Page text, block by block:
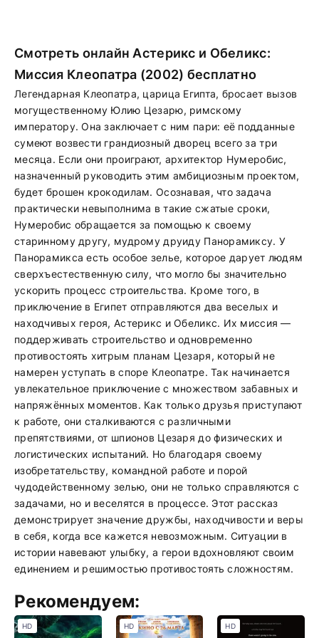
Смотреть онлайн Астерикс и Обеликс:
Миссия Клеопатра (2002) бесплатно
Легендарная Клеопатра, царица Египта, бросает вызов
могущественному Юлию Цезарю, римскому
императору. Она заключает с ним пари: её подданные
сумеют возвести грандиозный дворец всего за три
месяца. Если они проиграют, архитектор Нумеробис,
назначенный руководить этим амбициозным проектом,
будет брошен крокодилам. Осознавая, что задача
практически невыполнима в такие сжатые сроки,
Нумеробис обращается за помощью к своему
старинному другу, мудрому друиду Панорамиксу. У
Панорамикса есть особое зелье, которое дарует людям
сверхъестественную силу, что могло бы значительно
ускорить процесс строительства. Кроме того, в
приключение в Египет отправляются два веселых и
находчивых героя, Астерикс и Обеликс. Их миссия —
поддерживать строительство и одновременно
противостоять хитрым планам Цезаря, который не
намерен уступать в споре Клеопатре. Так начинается
увлекательное приключение с множеством забавных и
напряжённых моментов. Как только друзья приступают
к работе, они сталкиваются с различными
препятствиями, от шпионов Цезаря до физических и
логистических испытаний. Но благодаря своему
изобретательству, командной работе и порой
чудодейственному зелью, они не только справляются с
задачами, но и веселятся в процессе. Этот рассказ
демонстрирует значение дружбы, находчивости и веры
в себя, когда все кажется невозможным. Ситуации в
истории навевают улыбку, а герои вдохновляют своим
единением и решимостью противостоять сложностям.
Рекомендуем:
HD HD HD